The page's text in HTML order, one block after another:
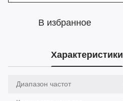
В избранное
Характеристики
Диапазон частот